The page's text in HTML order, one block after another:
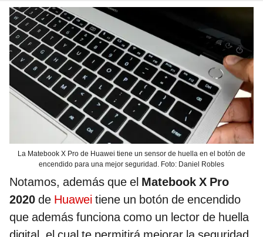
La Matebook X Pro de Huawei tiene un sensor de huella en el botón de
encendido para una mejor seguridad. Foto: Daniel Robles
Notamos, además que el Matebook X Pro
2020 de Huawei tiene un botón de encendido
que además funciona como un lector de huella